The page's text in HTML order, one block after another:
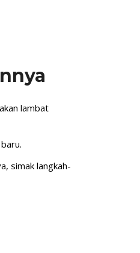
lambat
simak langkah-